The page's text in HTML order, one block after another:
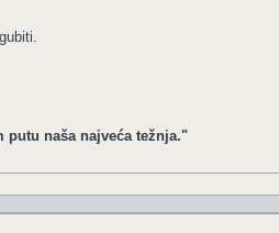
naša najveća težnja."